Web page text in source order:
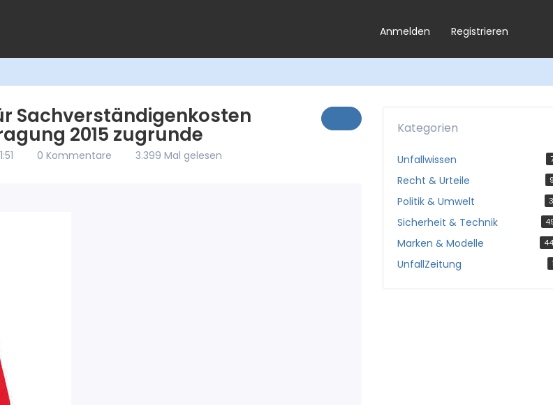
Anmelden Registrieren
Sachverständigenkosten
2015 zugrunde
0 Kommentare 3.399 Mal gelesen
Kategorien
Unfallwissen
Recht & Urteile
Politik & Umwelt
Sicherheit & Technik
Marken & Modelle
UnfallZeitung